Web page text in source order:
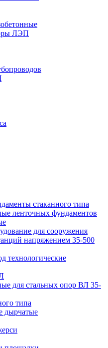
ЛЭП
стаканного типа
ленточных фундаментов
для сооружения
напряжением 35-500
технологические
для стальных опор ВЛ 35-
типа
дырчатые